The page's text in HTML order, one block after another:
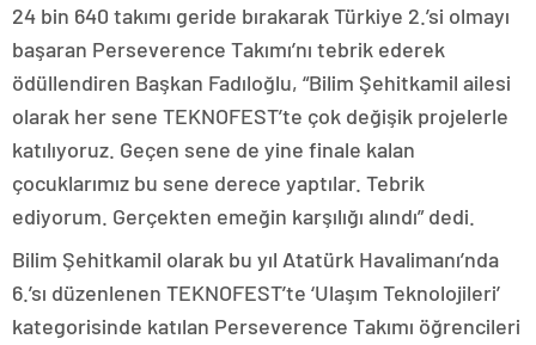
24 bin 640 takımı geride bırakarak Türkiye 2.’si olmayı
başaran Perseverence Takımı’nı tebrik ederek
ödüllendiren Başkan Fadıloğlu, “Bilim Şehitkamil ailesi
olarak her sene TEKNOFEST’te çok değişik projelerle
katılıyoruz. Geçen sene de yine finale kalan
çocuklarımız bu sene derece yaptılar. Tebrik
ediyorum. Gerçekten emeğin karşılığı alındı” dedi.
Bilim Şehitkamil olarak bu yıl Atatürk Havalimanı’nda
6.’sı düzenlenen TEKNOFEST’te ‘Ulaşım Teknolojileri’
kategorisinde katılan Perseverence Takımı öğrencileri